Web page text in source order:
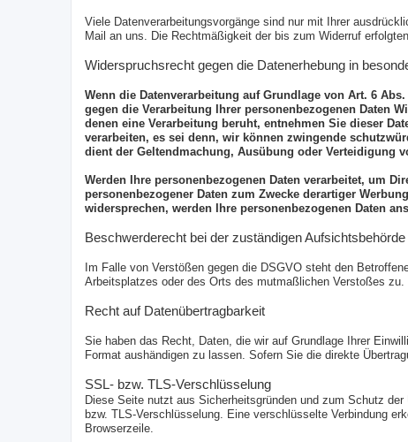
Viele Datenverarbeitungsvorgänge sind nur mit Ihrer
Mail an uns. Die Rechtmäßigkeit der bis zum Widerruf
Widerspruchsrecht gegen die Datenerhebung in
Wenn die Datenverarbeitung auf Grundlage von Art. 6
gegen die Verarbeitung Ihrer personenbezogenen Daten
denen eine Verarbeitung beruht, entnehmen Sie dieser
verarbeiten, es sei denn, wir können zwingende
dient der Geltendmachung, Ausübung oder Verteidigung
Werden Ihre personenbezogenen Daten verarbeitet, um
personenbezogener Daten zum Zwecke derartiger
widersprechen, werden Ihre personenbezogenen Daten
Beschwerderecht bei der zuständigen Aufsichtsbehörde
Im Falle von Verstößen gegen die DSGVO steht den
Arbeitsplatzes oder des Orts des mutmaßlichen Verstoßes
Recht auf Datenübertragbarkeit
Sie haben das Recht, Daten, die wir auf Grundlage Ihrer
Format aushändigen zu lassen. Sofern Sie die direkte
SSL- bzw. TLS-Verschlüsselung
Diese Seite nutzt aus Sicherheitsgründen und zum Schutz
bzw. TLS-Verschlüsselung. Eine verschlüsselte Verbindung
Browserzeile.